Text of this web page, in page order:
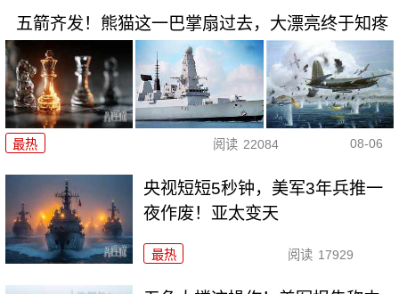
五箭齐发！熊猫这一巴掌扇过去，大漂亮终于知疼
最热 阅读 22084 08-06
央视短短5秒钟，美军3年兵推一
夜作废！亚太变天
最热 阅读 17929